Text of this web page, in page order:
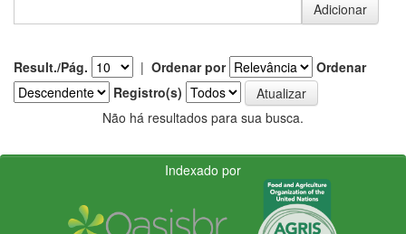
Result./Pág. | Ordenar por
Ordenar
Registro(s)
Não há resultados para sua busca.
Indexado por